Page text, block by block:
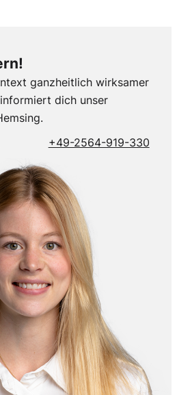
ganzheitlich wirksamer
dich unser
+49-2564-919-330